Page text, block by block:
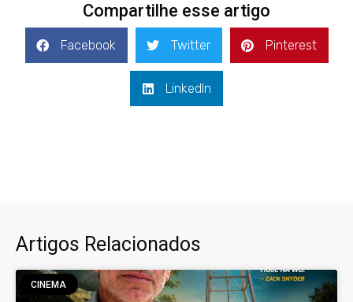
Compartilhe esse artigo
Facebook Twitter Pinterest
LinkedIn
Artigos Relacionados
CINEMA